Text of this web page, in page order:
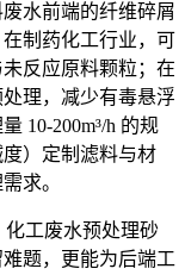
水前端的纤维碎屑
制药化工行业，可
反应原料颗粒；在
理，减少有毒悬浮
10-200m³/h 的规
）定制滤料与材
求。
化工废水预处理砂
题，更能为后端工